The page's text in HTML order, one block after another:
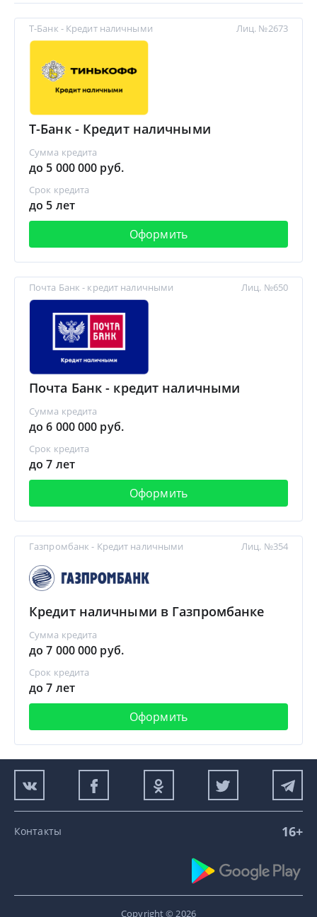
Т-Банк - Кредит наличными
Т-Банк - Кредит наличными
Сумма кредита
до 5 000 000 руб.
Срок кредита
до 5 лет
Оформить
Лиц. №2673
Почта Банк - кредит наличными
Почта Банк - кредит наличными
Сумма кредита
до 6 000 000 руб.
Срок кредита
до 7 лет
Оформить
Лиц. №650
Газпромбанк - Кредит наличными
Кредит наличными в Газпромбанке
Сумма кредита
до 7 000 000 руб.
Срок кредита
до 7 лет
Оформить
Лиц. №354
Контакты 16+
Copyright © 2026